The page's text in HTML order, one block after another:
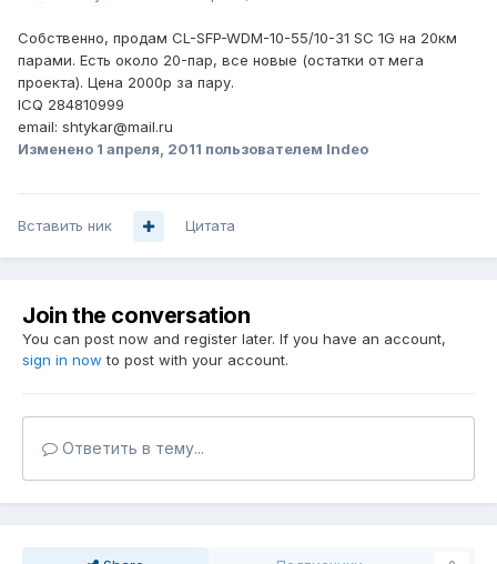
Собственно, продам CL-SFP-WDM-10-55/10-31 SC 1G на 20км
парами. Есть около 20-пар, все новые (остатки от мега
проекта). Цена 2000р за пару.
ICQ 284810999
email: shtykar@mail.ru
Изменено 1 апреля, 2011 пользователем Indeo
Вставить ник Цитата
Join the conversation
You can post now and register later. If you have an account,
sign in now to post with your account.
Ответить в тему...